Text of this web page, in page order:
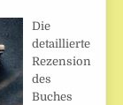
Die
detaillierte
Rezension
des
Buches